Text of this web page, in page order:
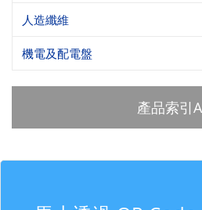
人造纖維
機電及配電盤
產品索引